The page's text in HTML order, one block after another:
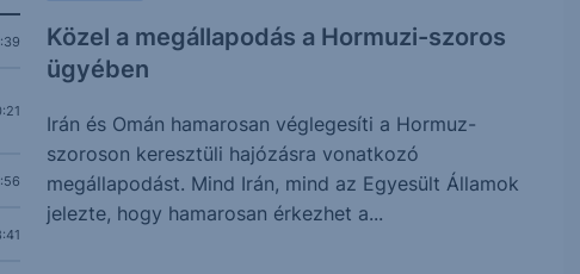
Közel a megállapodás a Hormuzi-szoros
ügyében
Irán és Omán hamarosan véglegesíti a Hormuz-
szoroson keresztüli hajózásra vonatkozó
megállapodást. Mind Irán, mind az Egyesült Államok
jelezte, hogy hamarosan érkezhet a...